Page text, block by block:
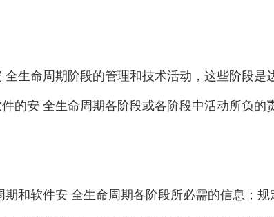
生命周期阶段的管理和技术活动，这些阶段是
的安 全生命周期各阶段或各阶段中活动所负
和软件安 全生命周期各阶段所必需的信息；